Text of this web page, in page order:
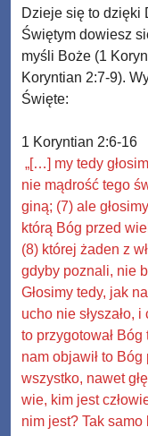
Dzieje się to dzięki
Świętym dowiesz
myśli Boże (1
Koryntian 2:7-9).
Święte:
1 Koryntian 2:6-16
„[…] my tedy
nie mądrość tego
giną; (7) ale
którą Bóg przed
(8) której żaden z
gdyby poznali, nie
Głosimy tedy, jak
ucho nie słyszało,
to przygotował
nam objawił to
wszystko, nawet
wie, kim jest
nim jest? Tak samo